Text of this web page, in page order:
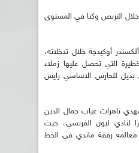
خلال التربص وكنا في المستوى
أوكيدجة خلال تدخلاته،
التي تحصل عليها زملاء
للحارس الاساسي رايس
تاهرات غياب جمال الدين
لنادي ليون الفرنسي، حيث
معالمه رفقة ماندي في الخط